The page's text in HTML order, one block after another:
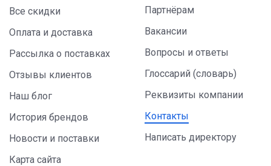
Все скидки
Оплата и доставка
Рассылка о поставках
Отзывы клиентов
Наш блог
История брендов
Новости и поставки
Карта сайта
Партнёрам
Вакансии
Вопросы и ответы
Глоссарий (словарь)
Реквизиты компании
Контакты
Написать директору